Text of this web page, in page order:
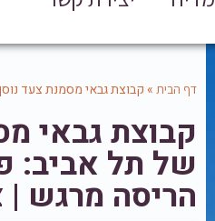
דף הבית » קבוצת גבאי מסמנת צעד
קבוצת גבאי
של תל אביב:
הריסה מרגש |